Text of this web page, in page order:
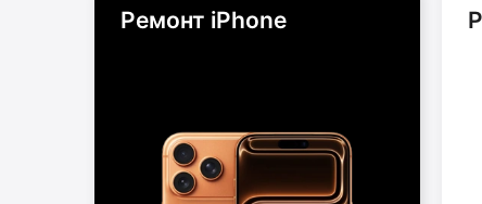
Ремонт iPhone